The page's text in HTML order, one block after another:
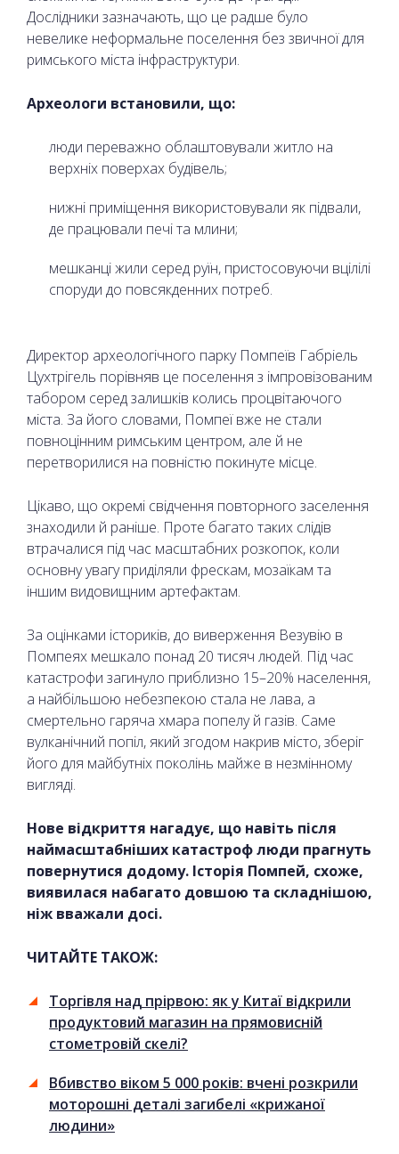
Дослідники зазначають, що це радше було
невелике неформальне поселення без звичної для
римського міста інфраструктури.
Археологи встановили, що:
люди переважно облаштовували житло на
верхніх поверхах будівель;
нижні приміщення використовували як підвали,
де працювали печі та млини;
мешканці жили серед руїн, пристосовуючи вцілілі
споруди до повсякденних потреб.
Директор археологічного парку Помпеїв Габріель
Цухтрігель порівняв це поселення з імпровізованим
табором серед залишків колись процвітаючого
міста. За його словами, Помпеї вже не стали
повноцінним римським центром, але й не
перетворилися на повністю покинуте місце.
Цікаво, що окремі свідчення повторного заселення
знаходили й раніше. Проте багато таких слідів
втрачалися під час масштабних розкопок, коли
основну увагу приділяли фрескам, мозаїкам та
іншим видовищним артефактам.
За оцінками істориків, до виверження Везувію в
Помпеях мешкало понад 20 тисяч людей. Під час
катастрофи загинуло приблизно 15–20% населення,
а найбільшою небезпекою стала не лава, а
смертельно гаряча хмара попелу й газів. Саме
вулканічний попіл, який згодом накрив місто, зберіг
його для майбутніх поколінь майже в незмінному
вигляді.
Нове відкриття нагадує, що навіть після
наймасштабніших катастроф люди прагнуть
повернутися додому. Історія Помпей, схоже,
виявилася набагато довшою та складнішою,
ніж вважали досі.
ЧИТАЙТЕ ТАКОЖ:
Торгівля над прірвою: як у Китаї відкрили
продуктовий магазин на прямовисній
стометровій скелі?
Вбивство віком 5 000 років: вчені розкрили
моторошні деталі загибелі «крижаної
людини»